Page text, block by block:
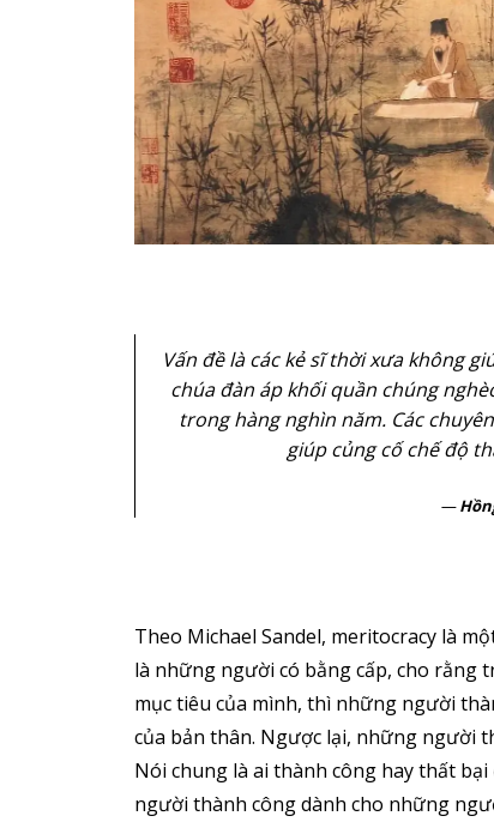
Vấn đề là các kẻ sĩ thời xưa không
chúa đàn áp khối quần chúng
trong hàng nghìn năm. Các
giúp củng cố chế độ
Theo Michael Sandel, meritocracy là
là những người có bằng cấp, cho rằng
mục tiêu của mình, thì những người
của bản thân. Ngược lại, những người
Nói chung là ai thành công hay thất
người thành công dành cho những